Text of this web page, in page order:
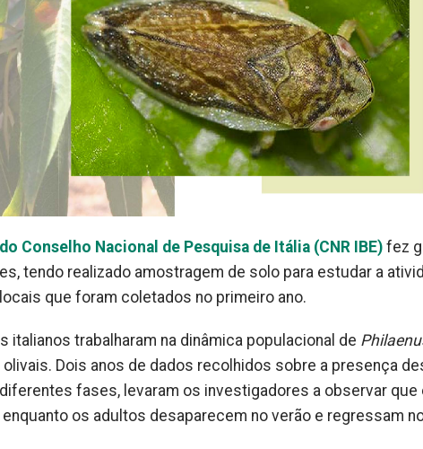
Conselho Nacional de Pesquisa de Itália (CNR IBE) fez
tendo realizado amostragem de solo para estudar a
que foram coletados no primeiro ano.
italianos trabalharam na dinâmica populacional de
Dois anos de dados recolhidos sobre a presença
fases, levaram os investigadores a observar que
os adultos desaparecem no verão e regressam